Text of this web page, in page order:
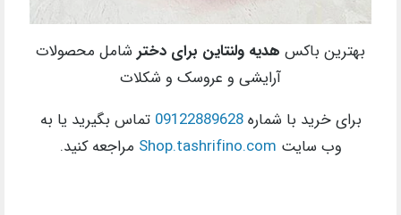
بهترین باکس هدیه ولنتاین برای دخترشامل محصولات
آرایشی و عروسک و شکلات
برای خرید با شماره09122889628 تماس بگیرید یا به
وب سایت Shop.tashrifino.com مراجعه کنید.